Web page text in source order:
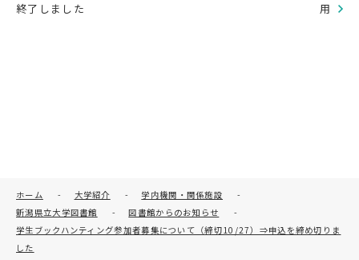
終了しました
用
ホーム - 大学紹介 - 学内機関・関係施設
-
新潟県立大学図書館
- 図書館からのお知らせ
-
学生ブックハンティング参加者募集について（締切10/27）⇒申込を締め切りま
した